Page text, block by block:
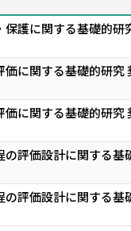
護に関する基礎的研
に関する基礎的研究
に関する基礎的研究
の評価設計に関する基
の評価設計に関する基